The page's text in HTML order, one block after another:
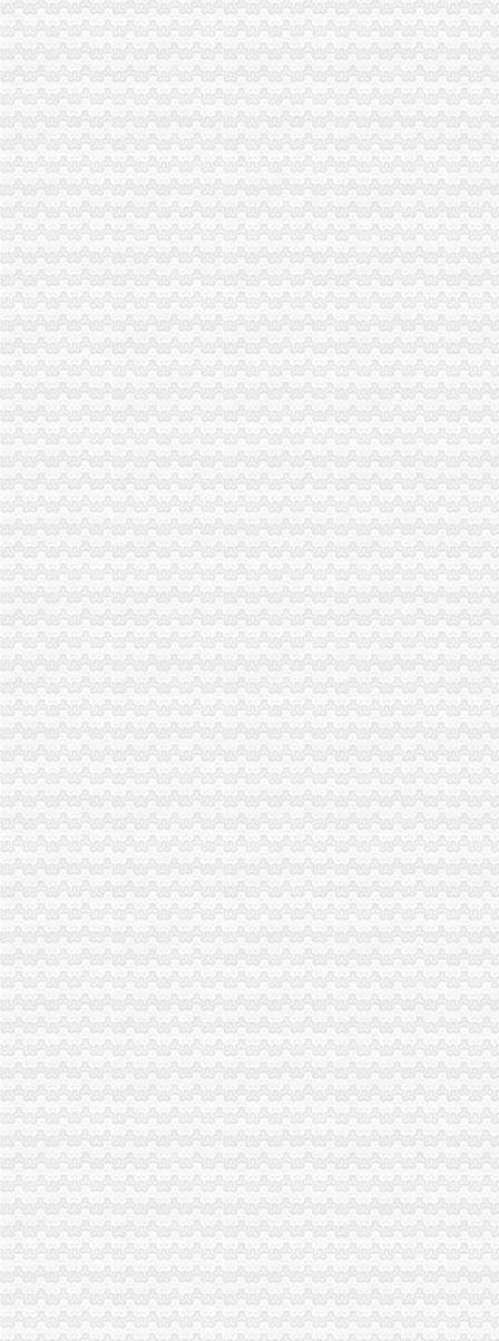
广州海关：报关注册登记证书换证的问题
关于海关报关登记证和IC卡-报关报检-福步外贸论坛（FOBBusiness
2014年海关报关注册登记证书还用…-海关百问
海关进出口货物收发货人报关注册登记证书的次办理
中华共和国海关报关企业报关注册登记证书过期_政务咨询_浙江电
海关报关注册登记证书到期了,如何换证？_政务咨询_浙江电子口岸
杭州海关：海关报关登记证书[]-报关员通关指南--育路报关员考
申请海关报关单位注册登记证书,海关报关注册信息年度报告范本,
[华东]海关自理报关注册登记证书丢失-报关报检-福步外贸论坛（FOB
企业报关注册登记证书过期
福清海关积做好《报关注册登记证书》换证工作
报关单位尽快换领新版注册登记证书|海关|报关_凤凰财经
海关报关登记证书如何换证_已解决-阿里巴巴生意经
报关员答疑精选：海关自理报关登记证变更-报关员-环球网校
宁波海关对报关注册登记证书换证期限的规定_海关外贸咨询_新浪博客
一般贸易报关,海关报关注册登记证书应多注意：_第1页_zz
更换海关注册登记证书后仍无报关？-海南省政务服务中心
宁波海关对报关注册登记证书换证期限的规定-通关监管海关业务咨询
海关进出口货物收发货人报关注册登记证书有效期-报关员通关指南--育
拱北海关：咨询报关企业注册登记证延续及换证
关于海关办理IC卡和报关登记证书怎么办理？急-报关报检-福步外贸论
海关进出口货物收发货人报关注册登记证书的次办理
[06-30]哪位YUYU知道海关报关注册登记证在哪里办理换证？？_鹭岛
申请海关报关单位注册登记证书,海关报关注册信息年度报告范本,
海关报关单位注册登记证书-荣誉证书-常州市金坛区环宇科学仪器厂
报关注册登记证书在海关哪个部门办理？-实务问答-中国物流交易中
海关进出口货物收发货人报关注册登记证书过期怎样办理-政民互动群
变更人后海关报关注册登记证书要办理变更需要哪些资料？_已解决-
海关进出口货物报关登记证(英文翻译模板)_Sunny_新浪博客
进出口企业登记证全称是什么；它和海关报关登记证是一回事吗？_阿
海关注册登记证书年检_政务咨询_浙江电子口岸
北京海关：进出口货物收发货人报关注册登记证证书过期
报关企业应自“中华共和国海关报关企业报关注册登记证书”届
拱北海关：关于报关注册登记证书换证问题-报关员网-吧
海关进出口货物收发货人报关注册登记证书-公司动态-北京东方圣隆达
《海关进出口货物收发货人报关注册登记证书》有效期有多久？-通关
海关登记证书到期-会计之家-PoweredbyDiscuz!
报关登记证过期海关加急服务_报关报检_中国贸易金融网
变更人后海关报关注册登记证书要办理变更需要哪些资料？-阿里巴
企业的《中华共和国海关进出口货物收发货人报关注册登记证书》
中华共和国海关进出口货人报关注册登记证书逾期年检失效后该怎